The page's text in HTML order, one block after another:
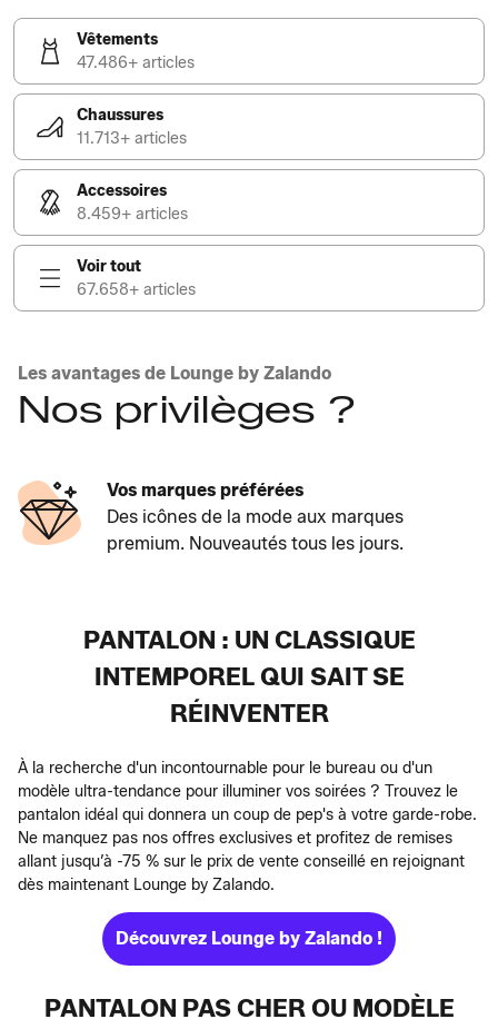
Vêtements
47.486+ articles
Chaussures
11.713+ articles
Accessoires
8.459+ articles
Voir tout
67.658+ articles
Les avantages de Lounge by Zalando
Nos privilèges ?
Vos marques préférées
Des icônes de la mode aux marques
premium. Nouveautés tous les jours.
PANTALON : UN CLASSIQUE
INTEMPOREL QUI SAIT SE
RÉINVENTER
À la recherche d'un incontournable pour le bureau ou d'un
modèle ultra-tendance pour illuminer vos soirées ? Trouvez le
pantalon idéal qui donnera un coup de pep's à votre garde-robe.
Ne manquez pas nos offres exclusives et profitez de remises
allant jusqu’à -75 % sur le prix de vente conseillé en rejoignant
dès maintenant Lounge by Zalando.
Découvrez Lounge by Zalando !
PANTALON PAS CHER OU MODÈLE